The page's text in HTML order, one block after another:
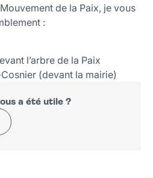
de la Paix, je vous
:
l’arbre de la Paix
(devant la mairie)
a été utile ?
courriel